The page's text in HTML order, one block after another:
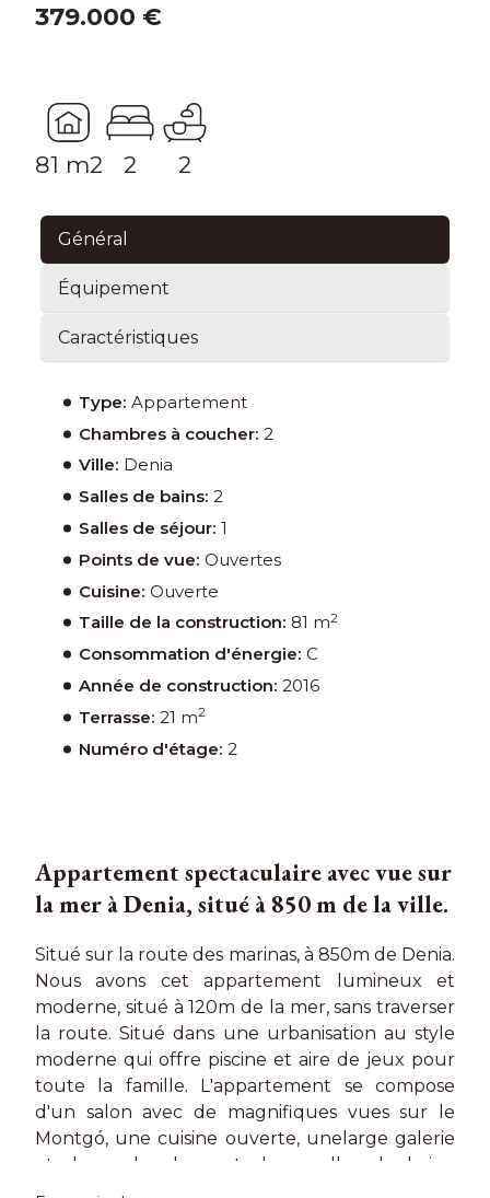
379.000 €
81 m2 2 2
Général
Équipement
Caractéristiques
Type: Appartement
Chambres à coucher: 2
Ville: Denia
Salles de bains: 2
Salles de séjour: 1
Points de vue: Ouvertes
Cuisine: Ouverte
Taille de la construction: 81 m2
Consommation d'énergie: C
Année de construction: 2016
Terrasse: 21 m2
Numéro d'étage: 2
Appartement spectaculaire avec vue sur
la mer à Denia, situé à 850 m de la ville.
Situé sur la route des marinas, à 850m de Denia.
Nous avons cet appartement lumineux et
moderne, situé à 120m de la mer, sans traverser
la route. Situé dans une urbanisation au style
moderne qui offre piscine et aire de jeux pour
toute la famille. L'appartement se compose
d'un salon avec de magnifiques vues sur le
Montgó, une cuisine ouverte, unelarge galerie
et deux chambres et deux salles de bains,
conçues pour offrir confort et bien-être.